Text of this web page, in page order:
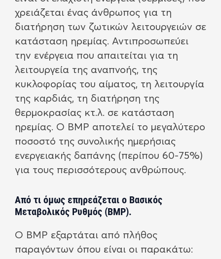
χρειάζεται ένας άνθρωπος για τη
διατήρηση των ζωτικών λειτουργειών σε
κατάσταση ηρεμίας. Αντιπροσωπεύει
την ενέργεια που απαιτείται για τη
λειτουργεία της αναπνοής, της
κυκλοφορίας του αίματος, τη λειτουργία
της καρδιάς, τη διατήρηση της
θερμοκρασίας κτ.λ. σε κατάσταση
ηρεμίας. Ο ΒΜΡ αποτελεί το μεγαλύτερο
ποσοστό της συνολικής ημερήσιας
ενεργειακής δαπάνης (περίπου 60-75%)
για τους περισσότερους ανθρώπους.
Από τι όμως επηρεάζεται ο Βασικός
Μεταβολικός Ρυθμός (ΒΜΡ).
Ο ΒΜΡ εξαρτάται από πλήθος
παραγόντων όπου είναι οι παρακάτω: